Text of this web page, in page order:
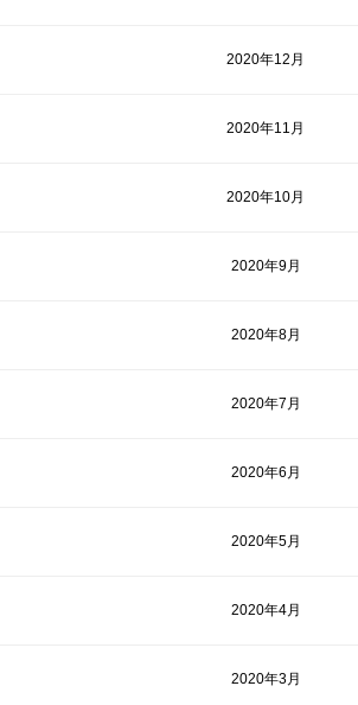
2020年12月
2020年11月
2020年10月
2020年9月
2020年8月
2020年7月
2020年6月
2020年5月
2020年4月
2020年3月